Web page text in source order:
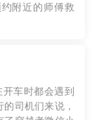
附近的师傅救
车时都会遇到
司机们来说，